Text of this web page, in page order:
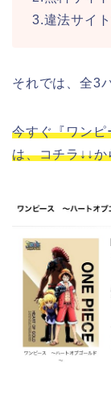
3.違法サイ
それでは、全3
今すぐ『ワンピ
は、コチラ↓↓